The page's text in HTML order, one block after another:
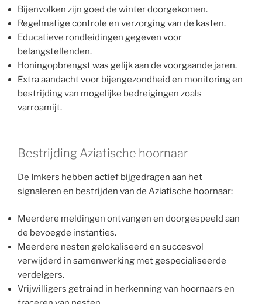
Bijenvolken zijn goed de winter doorgekomen.
Regelmatige controle en verzorging van de kasten.
Educatieve rondleidingen gegeven voor
belangstellenden.
Honingopbrengst was gelijk aan de voorgaande jaren.
Extra aandacht voor bijengezondheid en monitoring en
bestrijding van mogelijke bedreigingen zoals
varroamijt.
Bestrijding Aziatische hoornaar
De Imkers hebben actief bijgedragen aan het
signaleren en bestrijden van de Aziatische hoornaar:
Meerdere meldingen ontvangen en doorgespeeld aan
de bevoegde instanties.
Meerdere nesten gelokaliseerd en succesvol
verwijderd in samenwerking met gespecialiseerde
verdelgers.
Vrijwilligers getraind in herkenning van hoornaars en